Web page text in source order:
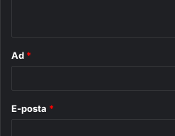
Ad *
E-posta *